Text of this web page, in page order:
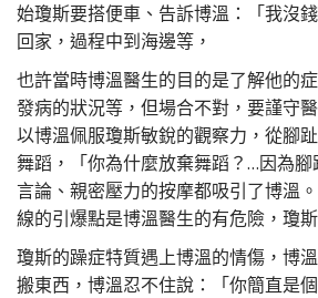
始瓊斯要搭便車、告訴博溫：「我沒
回家，過程中到海邊等，
也許當時博溫醫生的目的是了解他的
發病的狀況等，但場合不對，要謹守
以博溫佩服瓊斯敏銳的觀察力，從腳
舞蹈，「你為什麼放棄舞蹈？…因為
言論、親密壓力的按摩都吸引了博溫
線的引爆點是博溫醫生的有危險，瓊
瓊斯的躁症特質遇上博溫的情傷，博
搬東西，博溫忍不住說：「你簡直是